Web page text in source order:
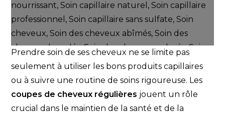
Prendre soin de ses cheveux ne se limite pas
seulement à utiliser les bons produits capillaires
ou à suivre une routine de soins rigoureuse. Les
coupes de cheveux régulières jouent un rôle
crucial dans le maintien de la santé et de la